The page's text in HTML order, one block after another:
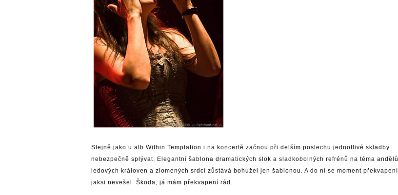
Stejně jako u alb Within Temptation i na koncertě začnou při delším poslechu jednotlivé skladby
nebezpečně splývat. Elegantní šablona dramatických slok a sladkobolných refrénů na téma andělů,
ledových královen a zlomených srdcí zůstává bohužel jen šablonou. A do ní se moment překvapení
jaksi nevešel. Škoda, já mám překvapení rád.